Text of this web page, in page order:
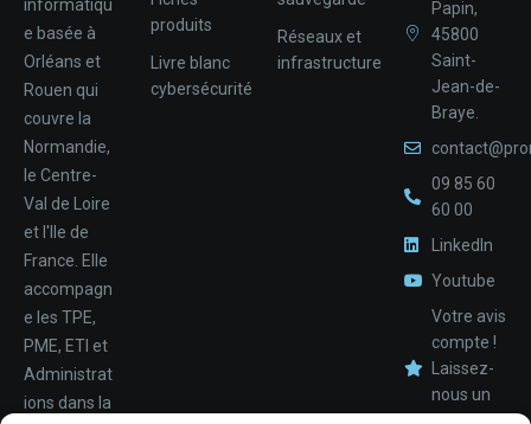
informatiqu
e basée à
Orléans et
Rouen qui
couvre la
Normandie,
le Centre-
Val de Loire
et l'Ile de
France. Elle
accompagn
e les TPE,
PME, ETI et
Administrat
ions dans la
produits
Livre blanc
cybersécurité
Réseaux et
infrastructure
Papin,
45800
Saint-
Jean-de-
Braye.
09 85 60
60 00
LinkedIn
Youtube
Votre avis
compte !
Laissez-
nous un